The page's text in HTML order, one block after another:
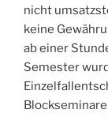
nicht
keine
ab einer
Semester